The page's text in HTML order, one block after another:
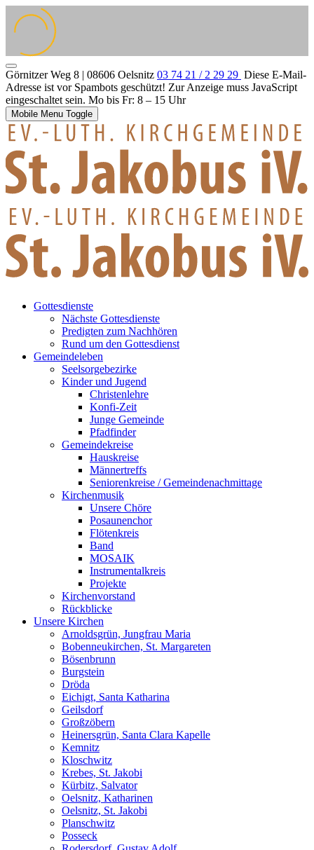
Görnitzer Weg 8 | 08606 Oelsnitz 03 74 21 / 2 29 29 Diese E-Mail-
Adresse ist vor Spambots geschützt! Zur Anzeige muss JavaScript
eingeschaltet sein. Mo bis Fr: 8 – 15 Uhr
Mobile Menu Toggle
Gottesdienste
Nächste Gottesdienste
Predigten zum Nachhören
Rund um den Gottesdienst
Gemeindeleben
Seelsorgebezirke
Kinder und Jugend
Christenlehre
Konfi-Zeit
Junge Gemeinde
Pfadfinder
Gemeindekreise
Hauskreise
Männertreffs
Seniorenkreise / Gemeindenachmittage
Kirchenmusik
Unsere Chöre
Posaunenchor
Flötenkreis
Band
MOSAIK
Instrumentalkreis
Projekte
Kirchenvorstand
Rückblicke
Unsere Kirchen
Arnoldsgrün, Jungfrau Maria
Bobenneukirchen, St. Margareten
Bösenbrunn
Burgstein
Dröda
Eichigt, Santa Katharina
Geilsdorf
Großzöbern
Heinersgrün, Santa Clara Kapelle
Kemnitz
Kloschwitz
Krebes, St. Jakobi
Kürbitz, Salvator
Oelsnitz, Katharinen
Oelsnitz, St. Jakobi
Planschwitz
Posseck